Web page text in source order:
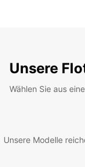
Unsere
Wählen Sie aus
Unsere Modelle